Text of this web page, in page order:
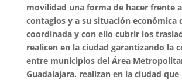
movilidad una forma de hacer frente
contagios y a su situación económica
coordinada y con ello cubrir los
realicen en la ciudad garantizando la
entre municipios del Área
Guadalajara. realizan en la ciudad